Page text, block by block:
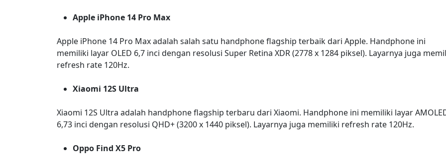
Apple iPhone 14 Pro Max
Apple iPhone 14 Pro Max adalah salah satu handphone flagship terbaik dari Apple. Handphone ini
memiliki layar OLED 6,7 inci dengan resolusi Super Retina XDR (2778 x 1284 piksel). Layarnya juga
refresh rate 120Hz.
Xiaomi 12S Ultra
Xiaomi 12S Ultra adalah handphone flagship terbaru dari Xiaomi. Handphone ini memiliki layar
6,73 inci dengan resolusi QHD+ (3200 x 1440 piksel). Layarnya juga memiliki refresh rate 120Hz.
Oppo Find X5 Pro